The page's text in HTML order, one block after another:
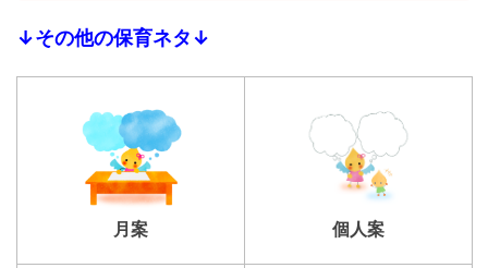
↓その他の保育ネタ↓
月案 個人案